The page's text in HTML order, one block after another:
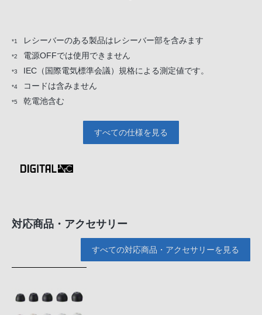
*1 レシーバーのある製品はレシーバー部を含みます
*2 電源OFFでは使用できません
*3 IEC（国際電気標準会議）規格による測定値です。
*4 コードは含みません
*5 乾電池含む
すべての仕様を見る
対応商品・アクセサリー
すべての対応商品・アクセサリーを見る